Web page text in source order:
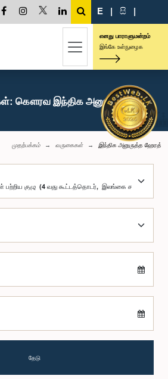
E | සි |
எனது பாராளுமன்றம்
இங்கே உள்நுழைக
கௌரவ இந்திக அனுருத்த
முதற்பக்கம் வருகைகள் இந்திக அனுருத்த ஹேரத்
தேடு